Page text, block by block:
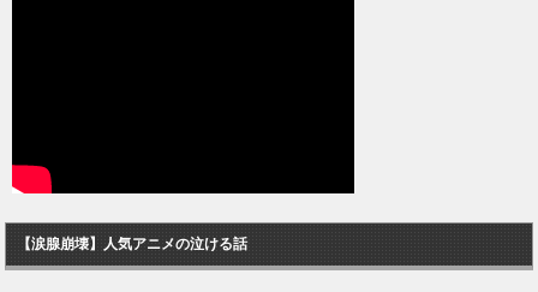
【涙腺崩壊】人気アニメの泣ける話